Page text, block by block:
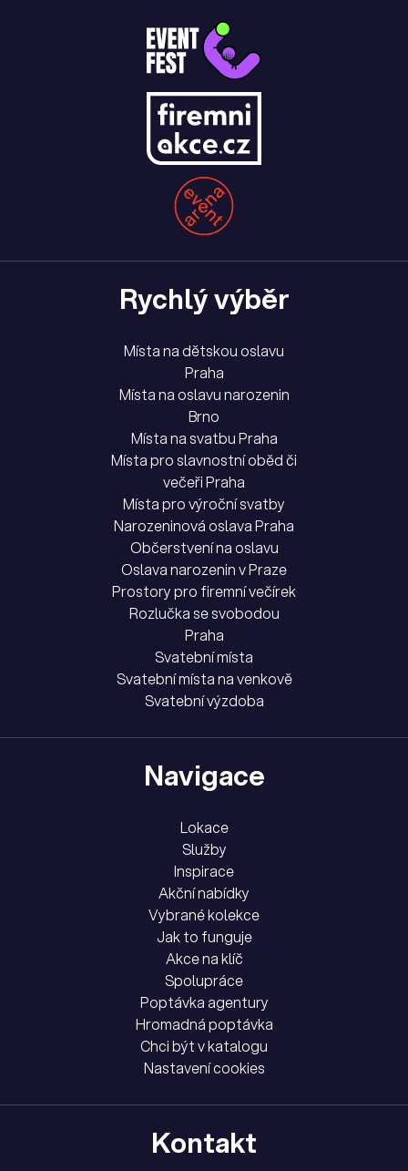
Rychlý výběr
Místa na dětskou oslavu
Praha
Místa na oslavu narozenin
Brno
Místa na svatbu Praha
Místa pro slavnostní oběd či
večeři Praha
Místa pro výroční svatby
Narozeninová oslava Praha
Občerstvení na oslavu
Oslava narozenin v Praze
Prostory pro firemní večírek
Rozlučka se svobodou
Praha
Svatební místa
Svatební místa na venkově
Svatební výzdoba
Navigace
Lokace
Služby
Inspirace
Akční nabídky
Vybrané kolekce
Jak to funguje
Akce na klíč
Spolupráce
Poptávka agentury
Hromadná poptávka
Chci být v katalogu
Nastavení cookies
Kontakt